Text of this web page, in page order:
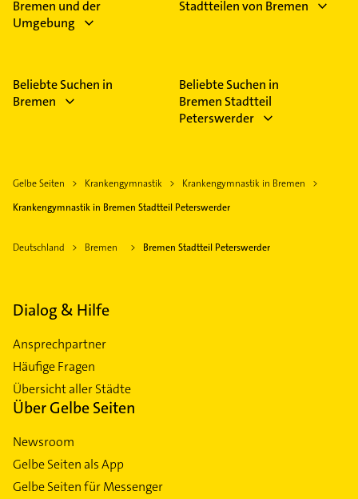
Bremen und der
Umgebung
Stadtteilen von Bremen
Beliebte Suchen in
Bremen
Beliebte Suchen in
Bremen Stadtteil
Peterswerder
Gelbe Seiten Krankengymnastik
Krankengymnastik in Bremen
Krankengymnastik in Bremen Stadtteil Peterswerder
Deutschland Bremen Bremen Stadtteil Peterswerder
Dialog & Hilfe
Ansprechpartner
Häufige Fragen
Übersicht aller Städte
Über Gelbe Seiten
Newsroom
Gelbe Seiten als App
Gelbe Seiten für Messenger